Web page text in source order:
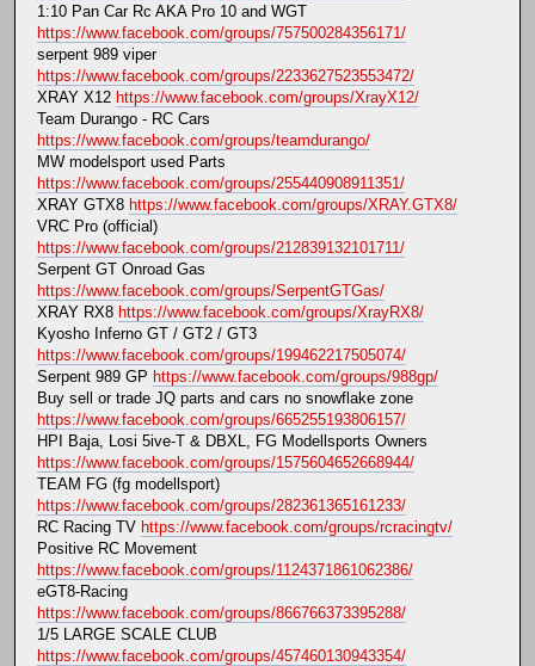
1:10 Pan Car Rc AKA Pro 10 and WGT
https://www.facebook.com/groups/757500284356171/
serpent 989 viper
https://www.facebook.com/groups/2233627523553472/
XRAY X12 https://www.facebook.com/groups/XrayX12/
Team Durango - RC Cars
https://www.facebook.com/groups/teamdurango/
MW modelsport used Parts
https://www.facebook.com/groups/255440908911351/
XRAY GTX8 https://www.facebook.com/groups/XRAY.GTX8/
VRC Pro (official)
https://www.facebook.com/groups/212839132101711/
Serpent GT Onroad Gas
https://www.facebook.com/groups/SerpentGTGas/
XRAY RX8 https://www.facebook.com/groups/XrayRX8/
Kyosho Inferno GT / GT2 / GT3
https://www.facebook.com/groups/199462217505074/
Serpent 989 GP https://www.facebook.com/groups/988gp/
Buy sell or trade JQ parts and cars no snowflake zone
https://www.facebook.com/groups/665255193806157/
HPI Baja, Losi 5ive-T & DBXL, FG Modellsports Owners
https://www.facebook.com/groups/1575604652668944/
TEAM FG (fg modellsport)
https://www.facebook.com/groups/282361365161233/
RC Racing TV https://www.facebook.com/groups/rcracingtv/
Positive RC Movement
https://www.facebook.com/groups/1124371861062386/
eGT8-Racing
https://www.facebook.com/groups/866766373395288/
1/5 LARGE SCALE CLUB
https://www.facebook.com/groups/457460130943354/